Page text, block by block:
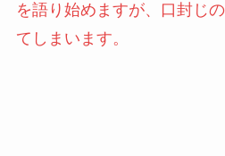
を語り始めますが、口封じ
てしまいます。